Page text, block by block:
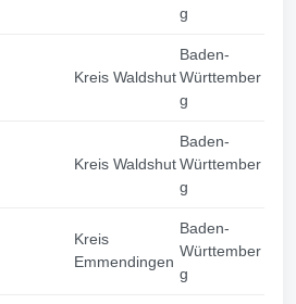
g
Kreis Waldshut
Baden-
Württember
g
Kreis Waldshut
Baden-
Württember
g
Kreis
Emmendingen
Baden-
Württember
g